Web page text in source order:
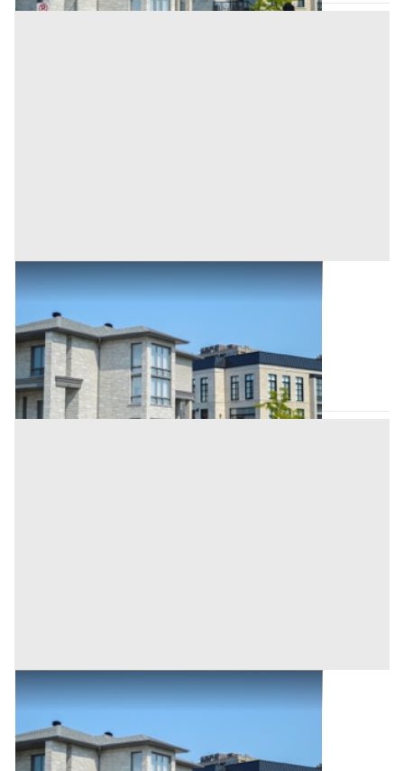
Abitazione di Tipo Civile all'asta a Padova
Merlara (Padova)
84.000 € 112.000 €
Codice asta:61407586
Asta chiusa
Abitazione di Tipo Civile all'asta a Padova
Merlara (Padova)
22.125 € 29.500 €